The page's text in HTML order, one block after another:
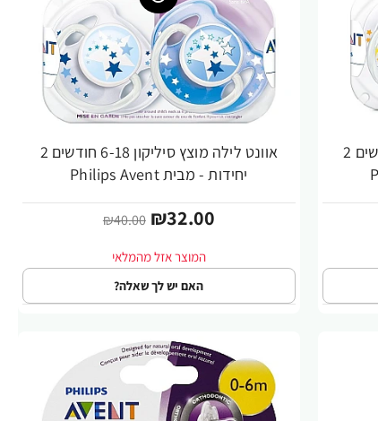
אוונט לילה מוצץ סיליקון 6-0 חודשים 2
-20%
אוונט לילה מוצץ סיליקון 6-18 חודשים 2
יחידות - מבית Philips Avent
₪32.00
₪40.00
האם יש לך שאלה?